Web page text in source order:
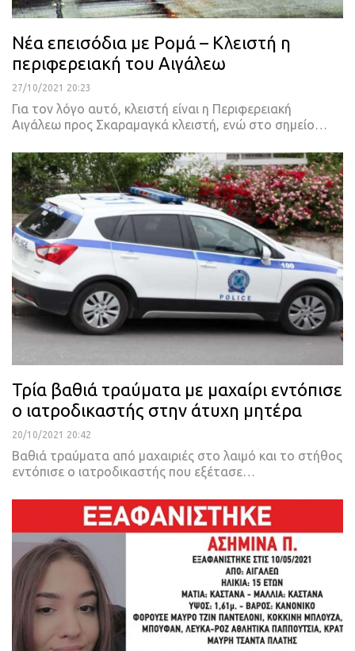
Νέα επεισόδια με Ρομά – Κλειστή η
περιφερειακή του Αιγάλεω
27/10/2021 20:23
Για τον λόγο αυτό, κλειστή είναι η Περιφερειακή
Αιγάλεω προς Σκαραμαγκά κλειστή, ενώ στο σημείο…
Τρία βαθιά τραύματα με μαχαίρι εντόπισε
ο ιατροδικαστής στην άτυχη μητέρα
20/10/2021 20:42
Βαθιά τραύματα από μαχαιριές στο λαιμό και το στήθος
εντόπισε ο ιατροδικαστής που εξέτασε